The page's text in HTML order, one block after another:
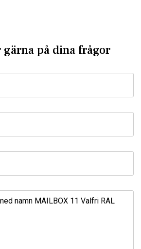
gärna på dina frågor